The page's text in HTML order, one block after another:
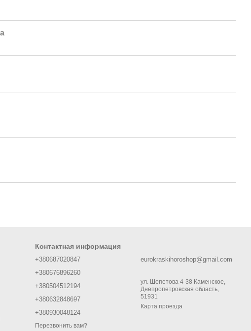
Контактная информация
+380687020847
+380676896260
+380504512194
+380632848697
+380930048124
Перезвонить вам?
eurokraskihoroshop@gmail.com
ул. Шепетова 4-38 Каменское,
Днепропетровская область,
51931
Карта проезда